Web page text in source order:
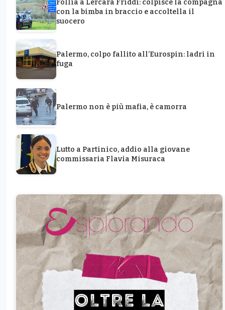
Follia a Lercara Friddi: colpisce la compagna
con la bimba in braccio e accoltella il
suocero
Palermo, colpo fallito all’Eurospin: ladri in
fuga
Palermo non è più mafia, è camorra
Lutto a Partinico, addio alla giovane
commissaria Flavia Misuraca